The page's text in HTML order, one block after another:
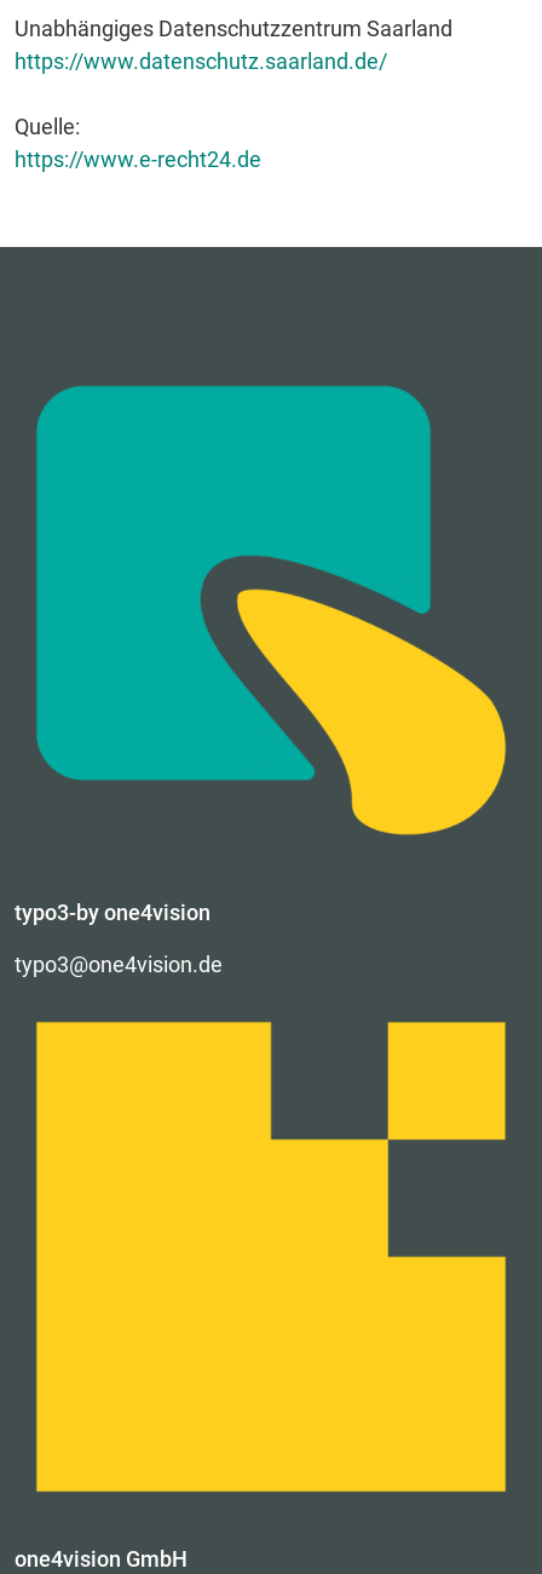
Unabhängiges Datenschutzzentrum Saarland
https://www.datenschutz.saarland.de/
Quelle:
https://www.e-recht24.de
typo3-by one4vision
typo3@one4vision.de
one4vision GmbH